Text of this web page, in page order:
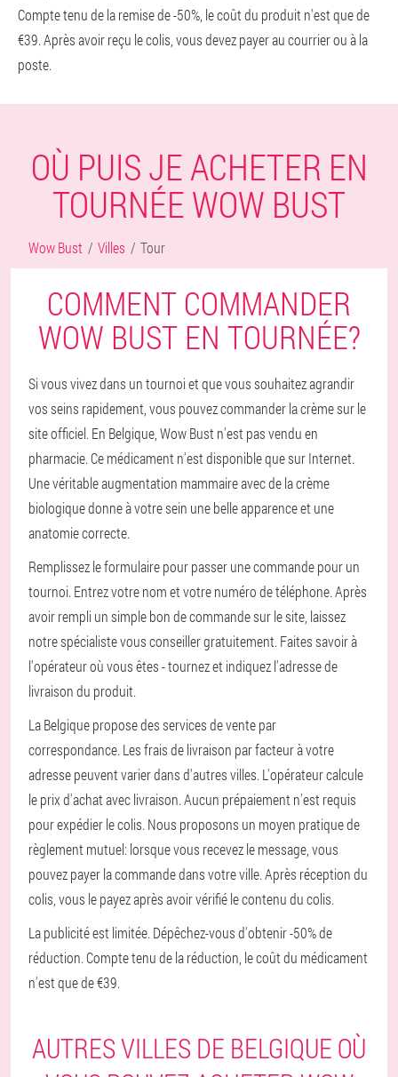
Compte tenu de la remise de -50%, le coût du produit n'est que de
€39. Après avoir reçu le colis, vous devez payer au courrier ou à la
poste.
OÙ PUIS JE ACHETER EN
TOURNÉE WOW BUST
Wow Bust Villes Tour
COMMENT COMMANDER
WOW BUST EN TOURNÉE?
Si vous vivez dans un tournoi et que vous souhaitez agrandir
vos seins rapidement, vous pouvez commander la crème sur le
site officiel. En Belgique, Wow Bust n'est pas vendu en
pharmacie. Ce médicament n'est disponible que sur Internet.
Une véritable augmentation mammaire avec de la crème
biologique donne à votre sein une belle apparence et une
anatomie correcte.
Remplissez le formulaire pour passer une commande pour un
tournoi. Entrez votre nom et votre numéro de téléphone. Après
avoir rempli un simple bon de commande sur le site, laissez
notre spécialiste vous conseiller gratuitement. Faites savoir à
l'opérateur où vous êtes - tournez et indiquez l'adresse de
livraison du produit.
La Belgique propose des services de vente par
correspondance. Les frais de livraison par facteur à votre
adresse peuvent varier dans d'autres villes. L'opérateur calcule
le prix d'achat avec livraison. Aucun prépaiement n'est requis
pour expédier le colis. Nous proposons un moyen pratique de
règlement mutuel: lorsque vous recevez le message, vous
pouvez payer la commande dans votre ville. Après réception du
colis, vous le payez après avoir vérifié le contenu du colis.
La publicité est limitée. Dépêchez-vous d'obtenir -50% de
réduction. Compte tenu de la réduction, le coût du médicament
n'est que de €39.
AUTRES VILLES DE BELGIQUE OÙ